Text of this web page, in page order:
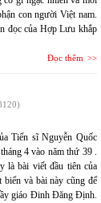
con người Việt nam.
đọc của Hợp Lưu khắp
Đọc thêm
Tiến sĩ Nguyễn Quốc
4 vào năm thứ 39 .
là bài viết đầu tiên của
và bài này cũng để
giáo Đinh Đăng Định.